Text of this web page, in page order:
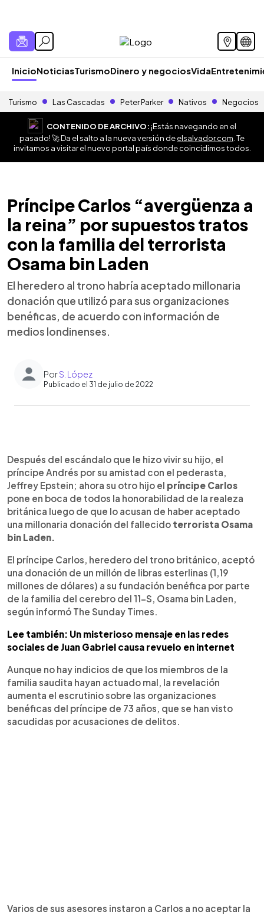
InicioNoticiasTurismoDinero y negociosVida
Turismo Las Cascadas Peter Parker Nativos Negocios
CONTENIDO DE ARCHIVO:¡Estás navegando en el
pasado! 🚀 Da el salto a la nueva versión deelsalvador.com . Te
invitamos a visitar el nuevo portal país donde coincidimos todos.
Príncipe Carlos “avergüenza a
la reina” por supuestos tratos
con la familia del terrorista
Osama bin Laden
El heredero al trono habría aceptado millonaria
donación que utilizó para sus organizaciones
benéficas, de acuerdo con información de
medios londinenses.
PorS. López
Publicado el 31 de julio de 2022
► Escuchar artículo
Después del escándalo que le hizo vivir su hijo, el
príncipe Andrés por su amistad con el pederasta,
Jeffrey Epstein; ahora su otro hijo el príncipe Carlos
pone en boca de todos la honorabilidad de la realeza
británica luego de que lo acusan de haber aceptado
una millonaria donación del fallecido terrorista Osama
bin Laden.
El príncipe Carlos, heredero del trono británico, aceptó
una donación de un millón de libras esterlinas (1,19
millones de dólares) a su fundación benéfica por parte
de la familia del cerebro del 11-S, Osama bin Laden,
según informó The Sunday Times.
Lee también: Un misterioso mensaje en las redes
sociales de Juan Gabriel causa revuelo en internet
Aunque no hay indicios de que los miembros de la
familia saudita hayan actuado mal, la revelación
aumenta el escrutinio sobre las organizaciones
benéficas del príncipe de 73 años, que se han visto
sacudidas por acusaciones de delitos.
Varios de sus asesores instaron a Carlos a no aceptar la